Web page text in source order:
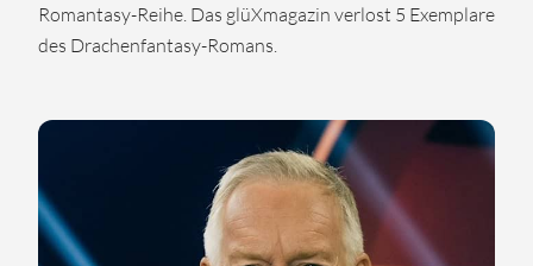
Romantasy-Reihe. Das glüXmagazin verlost 5 Exemplare
des Drachenfantasy-Romans.